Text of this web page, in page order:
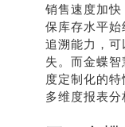
销售速度加
保库存水平
追溯能力，
失。而金蝶
度定制化的
多维度报表